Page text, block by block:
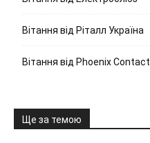
Вітання від Ріталл Україна
Вітання від Phoenix Contact
Ще за темою